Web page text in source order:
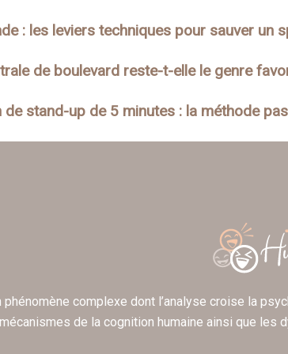
: les leviers techniques pour sauver un
de boulevard reste-t-elle le genre
stand-up de 5 minutes : la méthode
phénomène complexe dont l’analyse croise la
de la cognition humaine ainsi que les